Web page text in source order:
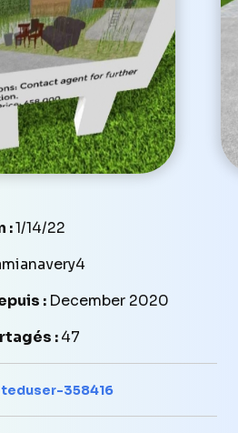
:1/14/22
: December 2020
:47
358416